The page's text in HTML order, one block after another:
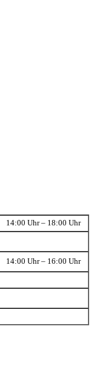
14:00 Uhr – 18:00 Uhr
14:00 Uhr – 16:00 Uhr